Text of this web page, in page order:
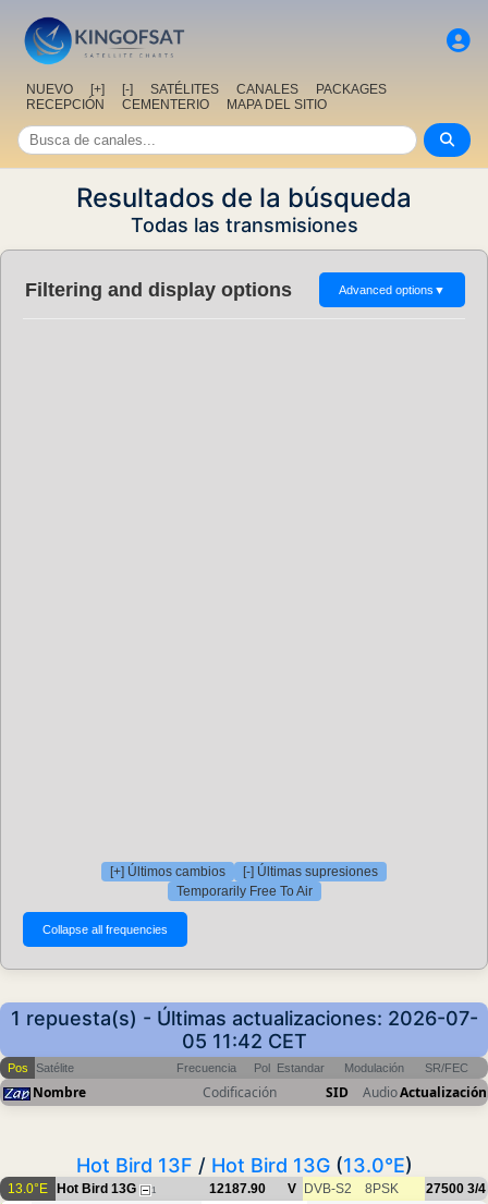
NUEVO [+] [-] SATÉLITES CANALES
PACKAGES
RECEPCIÓN
CEMENTERIO MAPA DEL SITIO
Resultados de la búsqueda
Todas las transmisiones
Filtering and display options Advanced options ▼
[+] Últimos cambios
[-] Últimas supresiones
Temporarily Free To Air
1 repuesta(s) - Últimas actualizaciones: 2026-07-
05 11:42 CET
Pos Satélite Frecuencia Pol Estandar Modulación SR/FEC
Nombre Codificación SID AudioActualización
Hot Bird 13F / Hot Bird 13G(13.0°E)
13.0°E Hot Bird 13G 1 12187.90 V DVB-S2 8PSK 27500 3/4